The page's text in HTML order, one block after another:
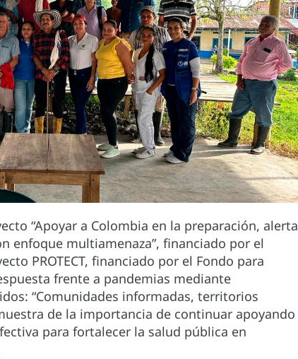
“Apoyar a Colombia en la preparación, alerta
enfoque multiamenaza”, financiado por el
PROTECT, financiado por el Fondo para
frente a pandemias mediante
“Comunidades informadas, territorios
de la importancia de continuar apoyando
para fortalecer la salud pública en